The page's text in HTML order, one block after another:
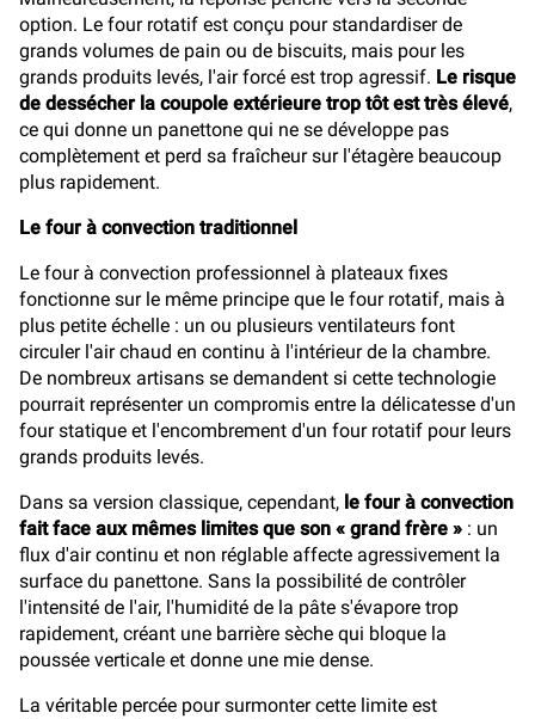
option. Le four rotatif est conçu pour standardiser de
grands volumes de pain ou de biscuits, mais pour les
grands produits levés, l'air forcé est trop agressif. Le risque
de dessécher la coupole extérieure trop tôt est très élevé,
ce qui donne un panettone qui ne se développe pas
complètement et perd sa fraîcheur sur l'étagère beaucoup
plus rapidement.
Le four à convection traditionnel
Le four à convection professionnel à plateaux fixes
fonctionne sur le même principe que le four rotatif, mais à
plus petite échelle : un ou plusieurs ventilateurs font
circuler l'air chaud en continu à l'intérieur de la chambre.
De nombreux artisans se demandent si cette technologie
pourrait représenter un compromis entre la délicatesse d'un
four statique et l'encombrement d'un four rotatif pour leurs
grands produits levés.
Dans sa version classique, cependant, le four à convection
fait face aux mêmes limites que son « grand frère » : un
flux d'air continu et non réglable affecte agressivement la
surface du panettone. Sans la possibilité de contrôler
l'intensité de l'air, l'humidité de la pâte s'évapore trop
rapidement, créant une barrière sèche qui bloque la
poussée verticale et donne une mie dense.
La véritable percée pour surmonter cette limite est